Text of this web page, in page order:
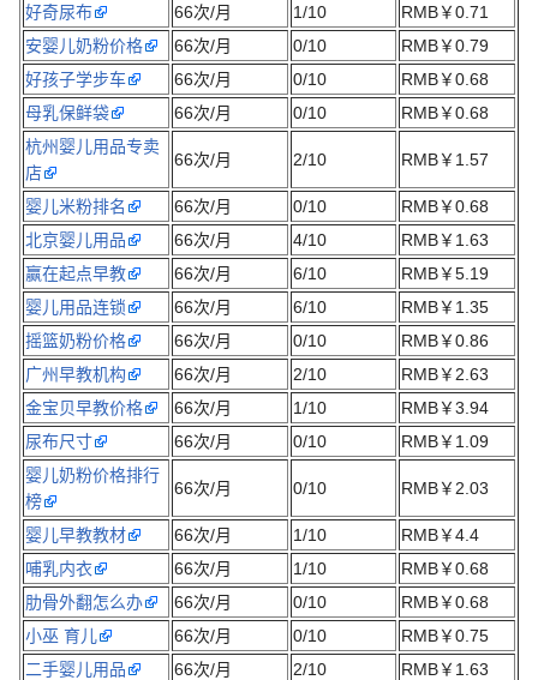
好奇尿布 66次/月 1/10
RMB￥0.71
安婴儿奶粉价格
66次/月 0/10
RMB￥0.79
好孩子学步车
66次/月 0/10
RMB￥0.68
母乳保鲜袋
66次/月 0/10
RMB￥0.68
杭州婴儿用品专卖
店
66次/月 2/10 RMB￥1.57
婴儿米粉排名 66次/月 0/10
RMB￥0.68
北京婴儿用品
66次/月 4/10
RMB￥1.63
赢在起点早教
66次/月 6/10
RMB￥5.19
婴儿用品连锁
66次/月 6/10
RMB￥1.35
摇篮奶粉价格
66次/月 0/10
RMB￥0.86
广州早教机构
66次/月 2/10
RMB￥2.63
金宝贝早教价格
66次/月 1/10
RMB￥3.94
尿布尺寸
66次/月 0/10
RMB￥1.09
婴儿奶粉价格排行
榜
66次/月 0/10 RMB￥2.03
婴儿早教教材 66次/月 1/10
RMB￥4.4
哺乳内衣
66次/月 1/10
RMB￥0.68
肋骨外翻怎么办
66次/月 0/10
RMB￥0.68
小巫 育儿
66次/月 0/10
RMB￥0.75
二手婴儿用品
66次/月 2/10
RMB￥1.63